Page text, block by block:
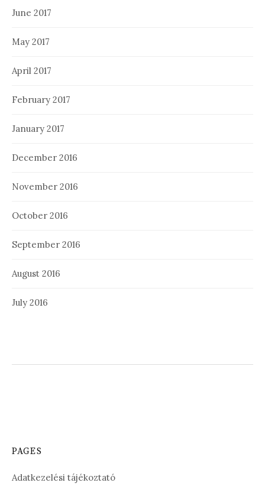
June 2017
May 2017
April 2017
February 2017
January 2017
December 2016
November 2016
October 2016
September 2016
August 2016
July 2016
PAGES
Adatkezelési tájékoztató